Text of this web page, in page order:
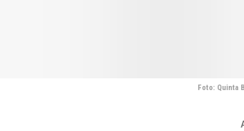
Foto: Quinta